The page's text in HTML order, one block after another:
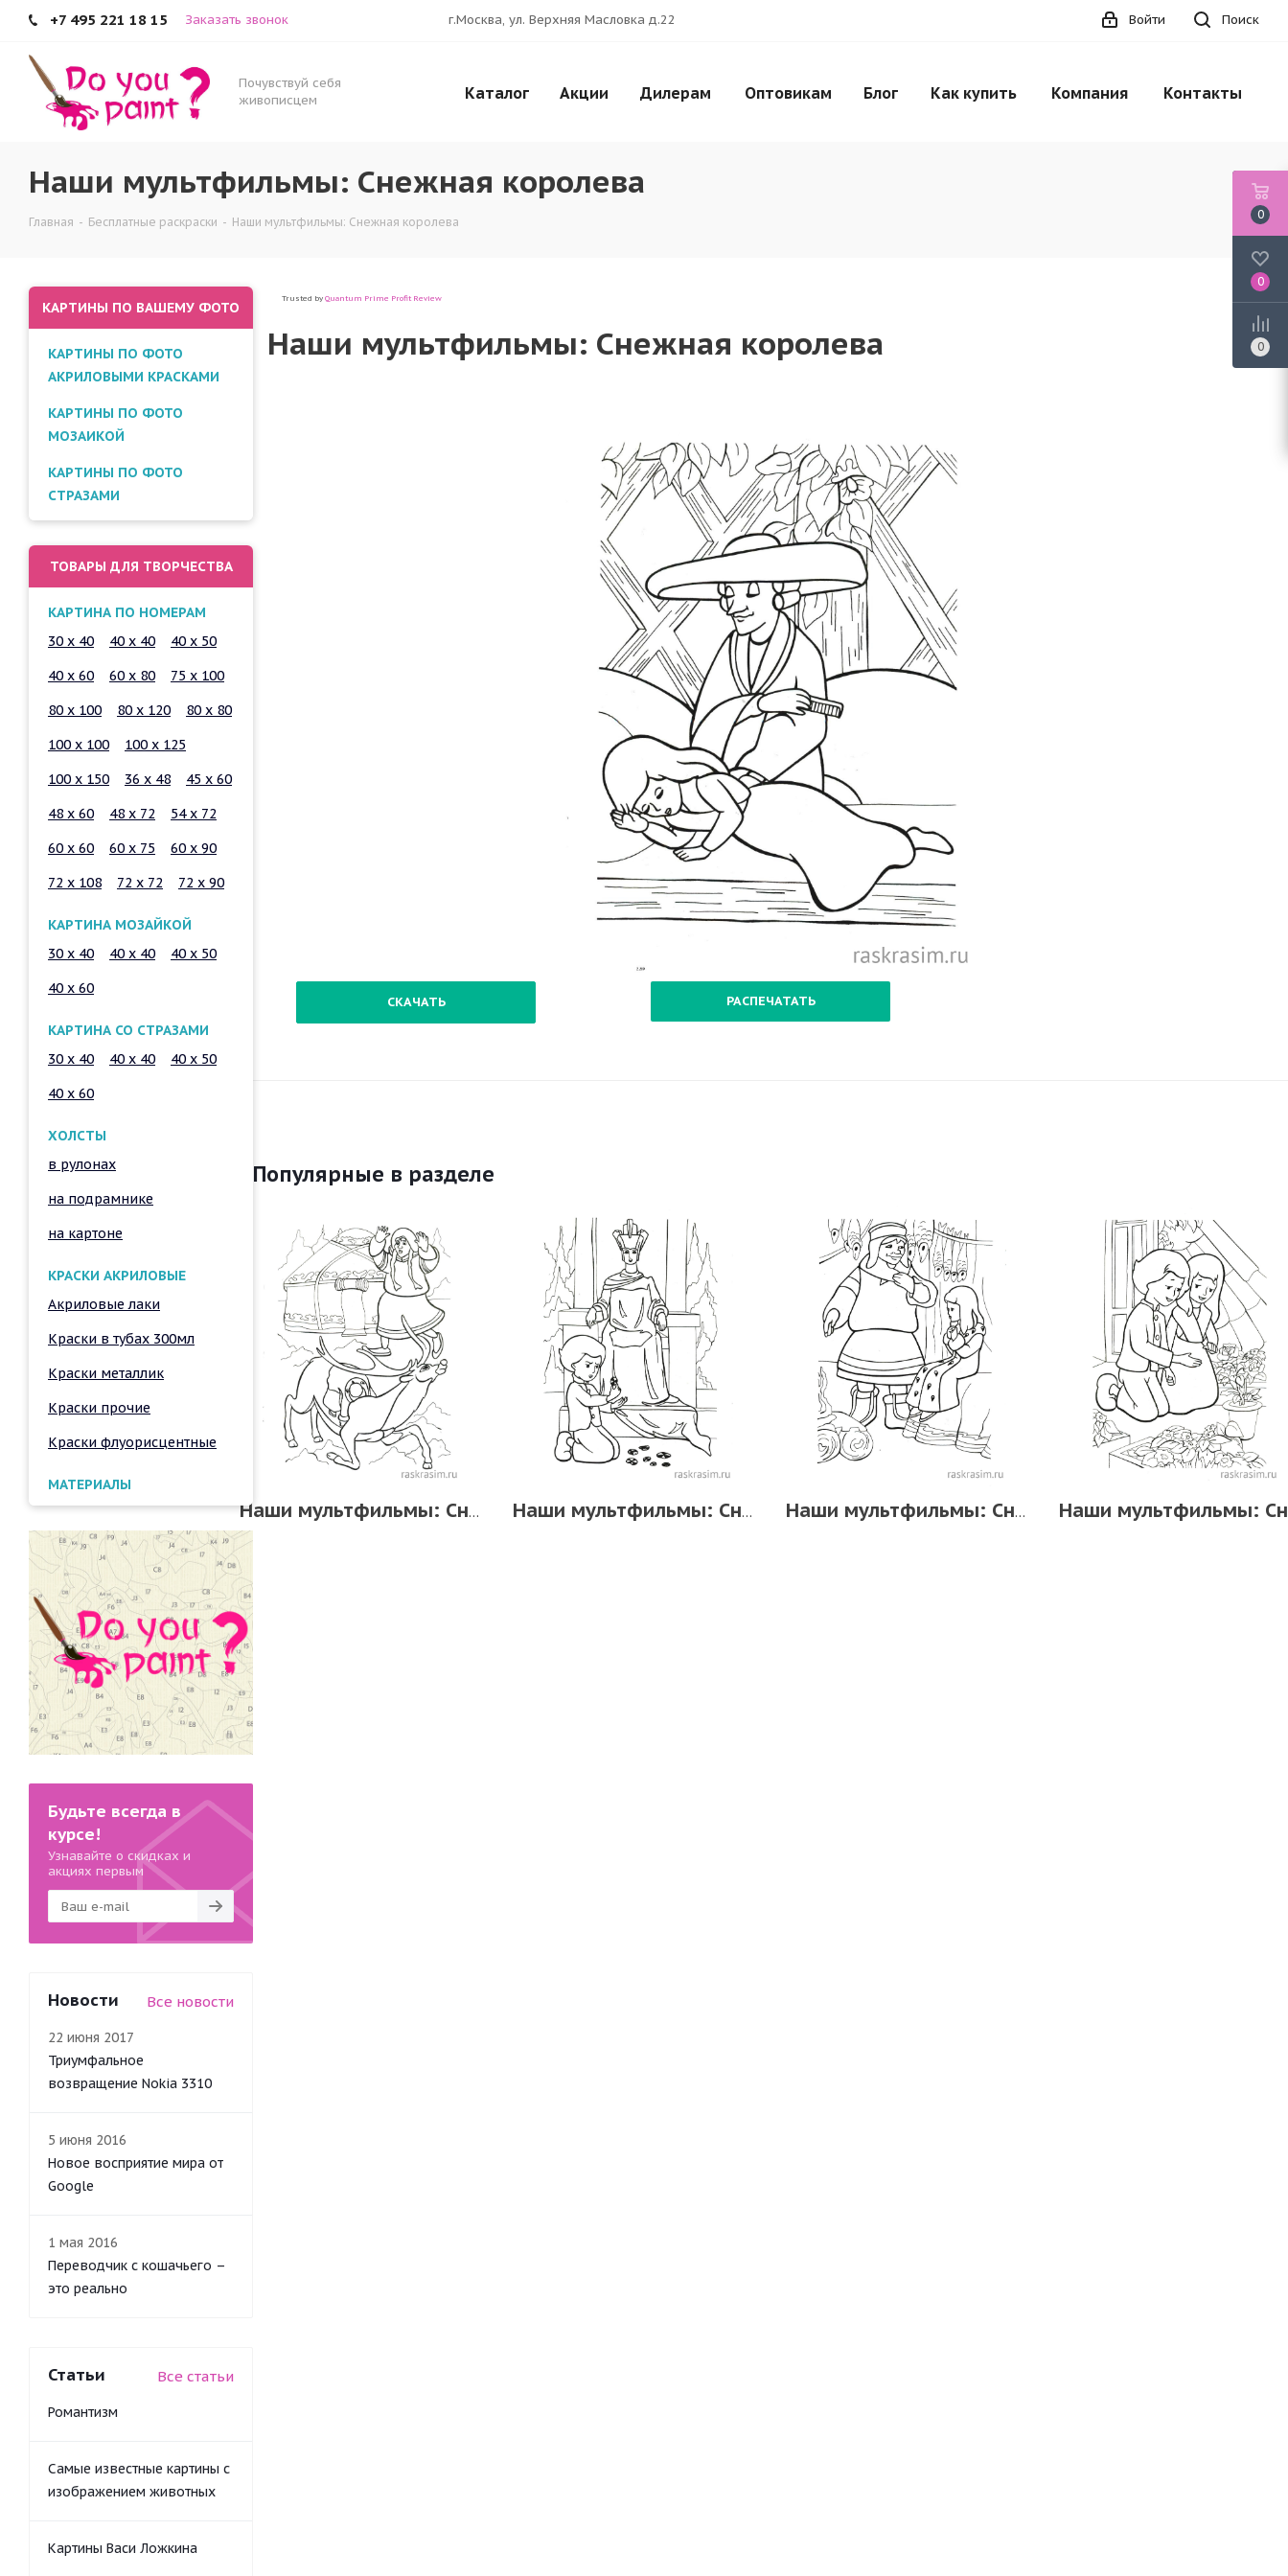
+7 495 221 18 15 Заказать звонок г.Москва, ул. Верхняя Масловка д.22 Поиск
Войти
Почувствуй себя
живописцем
Каталог Акции Дилерам Оптовикам Блог Как купить Компания Контакты
Наши мультфильмы: Снежная королева
Главная - Бесплатные раскраски - Наши мультфильмы: Снежная королева
Trusted by Quantum Prime Profit Review
Наши мультфильмы: Снежная королева
СКАЧАТЬ РАСПЕЧАТАТЬ
Наши мультфильмы: Снежная королева
Популярные в разделе
Наши мультфильмы: Снежная королева Наши мультфильмы: Снежная королева Наши мультфильмы: Снежная королева
КАРТИНЫ ПО ВАШЕМУ ФОТО
КАРТИНЫ ПО ФОТО
АКРИЛОВЫМИ КРАСКАМИ
КАРТИНЫ ПО ФОТО
МОЗАИКОЙ
КАРТИНЫ ПО ФОТО
СТРАЗАМИ
ТОВАРЫ ДЛЯ ТВОРЧЕСТВА
КАРТИНА ПО НОМЕРАМ
30 x 40
40 x 40
40 x 50
40 x 60
60 x 80
75 x 100
80 x 100
80 x 120
80 x 80
100 x 100
100 x 125
100 x 150
36 x 48
45 x 60
48 x 60
48 x 72
54 x 72
60 x 60
60 x 75
60 x 90
72 x 108
72 x 72 72 x 90
КАРТИНА МОЗАЙКОЙ
30 x 40
40 x 40
40 x 50
40 x 60
КАРТИНА СО СТРАЗАМИ
30 x 40
40 x 40
40 x 50
40 x 60
ХОЛСТЫ
в рулонах
на подрамнике
на картоне
КРАСКИ АКРИЛОВЫЕ
Акриловые лаки
Краски в тубах 300мл
Краски металлик
Краски прочие
Краски флуорисцентные
МАТЕРИАЛЫ
Будьте всегда в
курсе!
Узнавайте о скидках и
акциях первым
Новости Все новости
22 июня 2017
Триумфальное
возвращение Nokia 3310
5 июня 2016
Новое восприятие мира от
Google
1 мая 2016
Переводчик с кошачьего –
это реально
Статьи Все статьи
Романтизм
Самые известные картины с
изображением животных
Картины Васи Ложкина
0
0
0